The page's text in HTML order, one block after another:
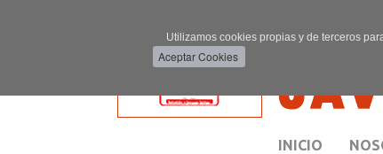
Utilizamos cookies propias y de terceros
INICIO